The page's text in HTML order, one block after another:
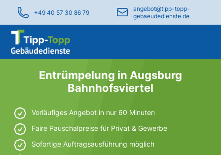
+49 40 57 30 86 79
angebot@tipp-topp-
gebaeudedienste.de
Entrümpelung in Augsburg
Bahnhofsviertel
Vorläufiges Angebot in nur 60 Minuten
Faire Pauschalpreise für Privat & Gewerbe
Sofortige Auftragsausführung möglich